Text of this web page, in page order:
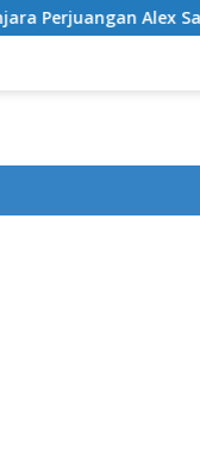
Saputra Mencari